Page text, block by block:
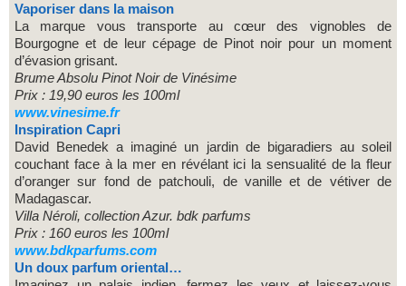
Vaporiser dans la maison
La marque vous transporte au cœur des vignobles de
Bourgogne et de leur cépage de Pinot noir pour un moment
d’évasion grisant.
Brume Absolu Pinot Noir de Vinésime
Prix : 19,90 euros les 100ml
www.vinesime.fr
Inspiration Capri
David Benedek a imaginé un jardin de bigaradiers au soleil
couchant face à la mer en révélant ici la sensualité de la fleur
d’oranger sur fond de patchouli, de vanille et de vétiver de
Madagascar.
Villa Néroli, collection Azur. bdk parfums
Prix : 160 euros les 100ml
www.bdkparfums.com
Un doux parfum oriental…